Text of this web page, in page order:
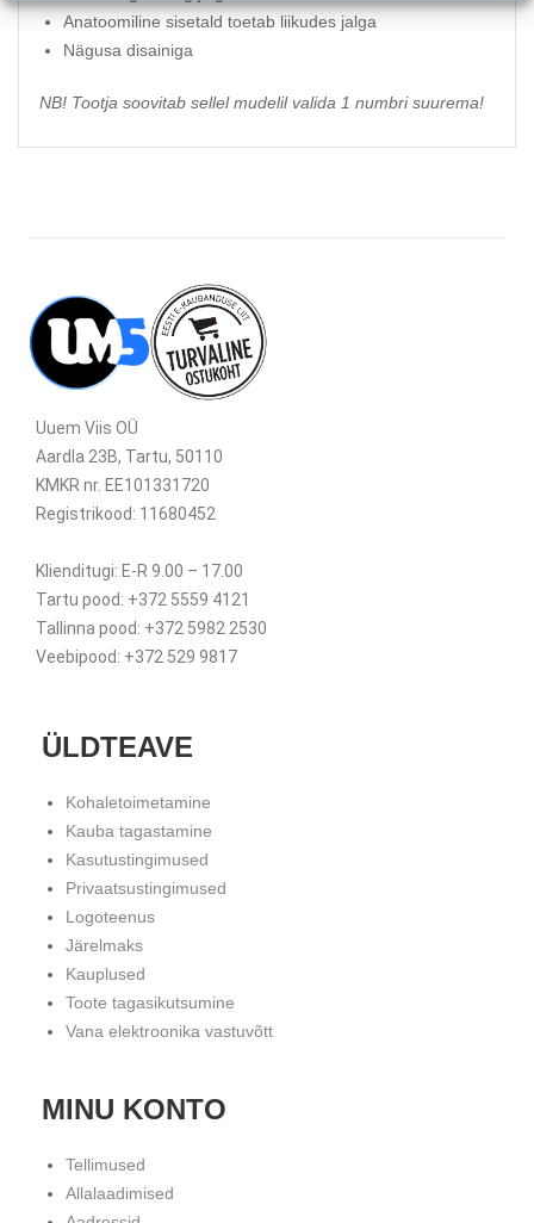
Anatoomiline sisetald toetab liikudes jalga
Nägusa disainiga
NB! Tootja soovitab sellel mudelil valida 1 numbri suurema!
Uuem Viis OÜ
Aardla 23B, Tartu, 50110
KMKR nr. EE101331720
Registrikood: 11680452
Klienditugi: E-R 9.00 – 17.00
Tartu pood: +372 5559 4121
Tallinna pood: +372 5982 2530
Veebipood: +372 529 9817
ÜLDTEAVE
Kohaletoimetamine
Kauba tagastamine
Kasutustingimused
Privaatsustingimused
Logoteenus
Järelmaks
Kauplused
Toote tagasikutsumine
Vana elektroonika vastuvõtt
MINU KONTO
Tellimused
Allalaadimised